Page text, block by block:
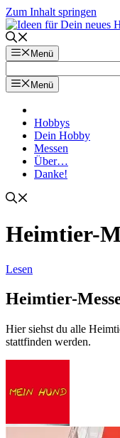
Zum Inhalt springen
Menü
Menü
Hobbys
Dein Hobby
Messen
Über…
Danke!
Heimtier-
Lesen
Heimtier-
Hier siehst du alle
stattfinden werden.